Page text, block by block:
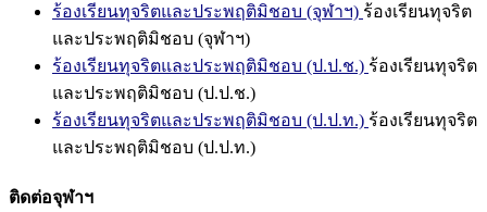
ร้องเรียนทุจริตและประพฤติมิชอบ (จุฬาฯ) ร้องเรียนทุจริต
และประพฤติมิชอบ (จุฬาฯ)
ร้องเรียนทุจริตและประพฤติมิชอบ (ป.ป.ช.) ร้องเรียนทุจริต
และประพฤติมิชอบ (ป.ป.ช.)
ร้องเรียนทุจริตและประพฤติมิชอบ (ป.ป.ท.) ร้องเรียนทุจริต
และประพฤติมิชอบ (ป.ป.ท.)
ติดต่อจุฬาฯ